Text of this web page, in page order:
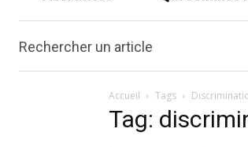
Rechercher un article
Accueil Tags
Tag: